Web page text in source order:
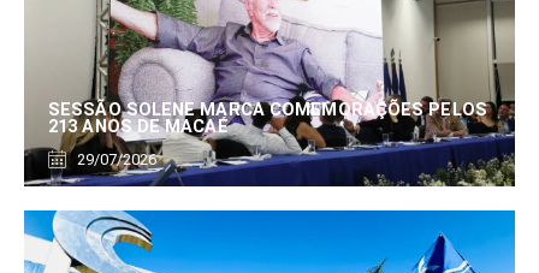
SESSÃO SOLENE MARCA COMEMORAÇÕES PELOS
213 ANOS DE MACAÉ
29/07/2026